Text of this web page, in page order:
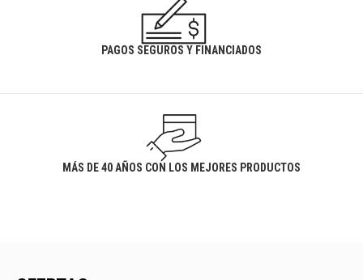
PAGOS SEGUROS Y FINANCIADOS
MÁS DE 40 AÑOS CON LOS MEJORES PRODUCTOS